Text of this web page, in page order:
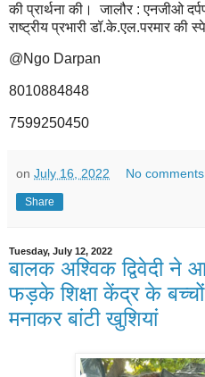
की प्रार्थना की। जालौर : एनजीओ
राष्ट्रीय प्रभारी डॉ.के.एल.परमार
@Ngo Darpan
8010884848
7599250450
on July 16, 2022 No
Share
Tuesday, July 12, 2022
बालक अश्विक द्विवेदी ने
फड़के शिक्षा केंद्र के
मनाकर बांटी खुशियां